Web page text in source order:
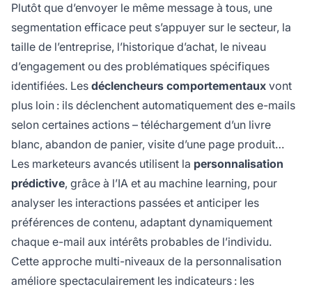
Plutôt que d’envoyer le même message à tous, une
segmentation efficace peut s’appuyer sur le secteur, la
taille de l’entreprise, l’historique d’achat, le niveau
d’engagement ou des problématiques spécifiques
identifiées. Les déclencheurs comportementaux vont
plus loin : ils déclenchent automatiquement des e-mails
selon certaines actions – téléchargement d’un livre
blanc, abandon de panier, visite d’une page produit…
Les marketeurs avancés utilisent la personnalisation
prédictive, grâce à l’IA et au machine learning, pour
analyser les interactions passées et anticiper les
préférences de contenu, adaptant dynamiquement
chaque e-mail aux intérêts probables de l’individu.
Cette approche multi-niveaux de la personnalisation
améliore spectaculairement les indicateurs : les